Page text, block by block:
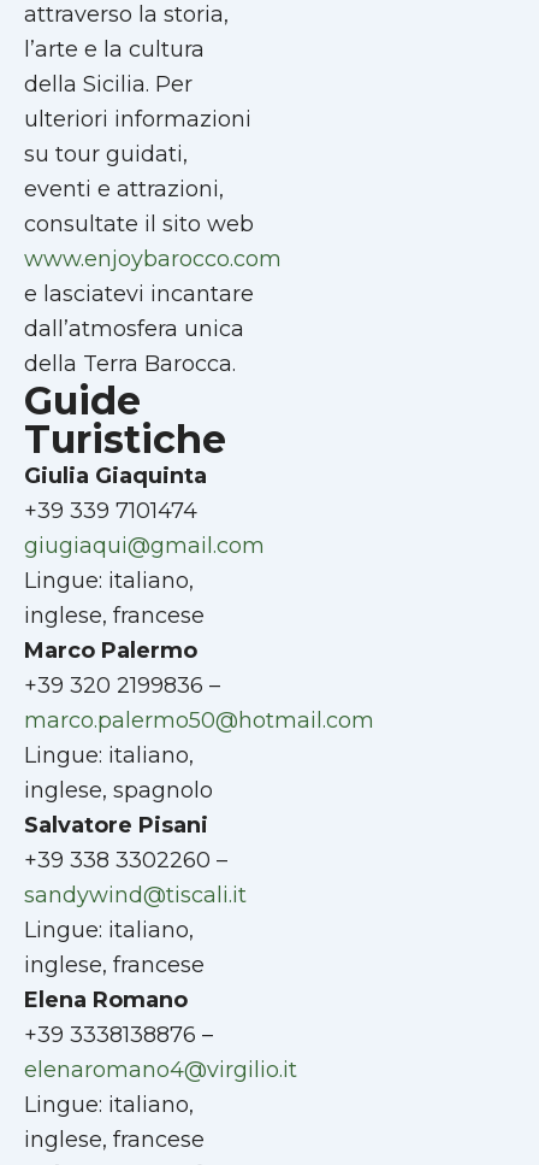
attraverso la storia,
l’arte e la cultura
della Sicilia. Per
ulteriori informazioni
su tour guidati,
eventi e attrazioni,
consultate il sito web
www.enjoybarocco.com
e lasciatevi incantare
dall’atmosfera unica
della Terra Barocca.
Guide
Turistiche
Giulia Giaquinta
+39 339 7101474
giugiaqui@gmail.com
Lingue: italiano,
inglese, francese
Marco Palermo
+39 320 2199836 –
marco.palermo50@hotmail.com
Lingue: italiano,
inglese, spagnolo
Salvatore Pisani
+39 338 3302260 –
sandywind@tiscali.it
Lingue: italiano,
inglese, francese
Elena Romano
+39 3338138876 –
elenaromano4@virgilio.it
Lingue: italiano,
inglese, francese